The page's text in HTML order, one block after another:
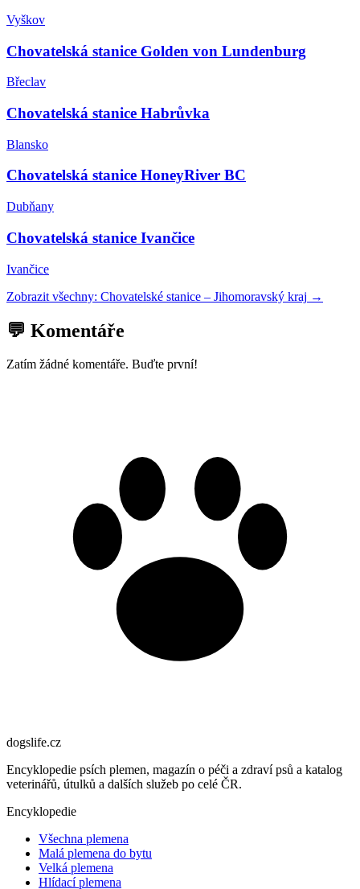
Vyškov
Chovatelská stanice Golden von Lundenburg
Břeclav
Chovatelská stanice Habrůvka
Blansko
Chovatelská stanice HoneyRiver BC
Dubňany
Chovatelská stanice Ivančice
Ivančice
Zobrazit všechny: Chovatelské stanice – Jihomoravský kraj →
💬 Komentáře
Zatím žádné komentáře. Buďte první!
dogslife.cz
Encyklopedie psích plemen, magazín o péči a zdraví psů a katalog
veterinářů, útulků a dalších služeb po celé ČR.
Encyklopedie
Všechna plemena
Malá plemena do bytu
Velká plemena
Hlídací plemena